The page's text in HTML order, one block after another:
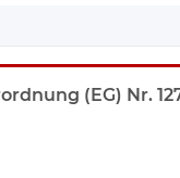
(EG) Nr.